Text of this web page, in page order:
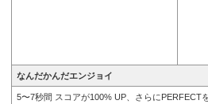
なんだかんだエンジョイ
5〜7秒間 スコアが100% UP、さらにPERFECT